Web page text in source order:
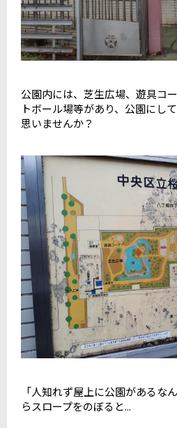
公園内には、芝生広場、遊具コ
トボール場等があり、公園にし
思いませんか？
「人知れず屋上に公園があるな
らスロープをのぼると...